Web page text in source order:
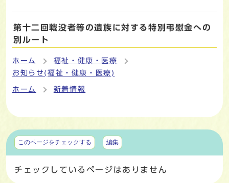
第十二回戦没者等の遺族に対する特別弔慰金への
別ルート
ホーム
福祉・健康・医療
お知らせ(福祉・健康・医療)
ホーム 新着情報
マイページ
このページをチェックする 編集
チェックしているページはありません